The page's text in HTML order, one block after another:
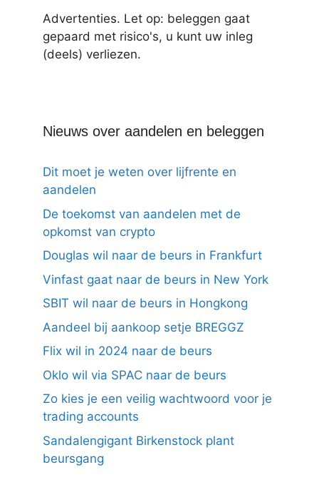
Advertenties. Let op: beleggen gaat
gepaard met risico's, u kunt uw inleg
(deels) verliezen.
Nieuws over aandelen en beleggen
Dit moet je weten over lijfrente en
aandelen
De toekomst van aandelen met de
opkomst van crypto
Douglas wil naar de beurs in Frankfurt
Vinfast gaat naar de beurs in New York
SBIT wil naar de beurs in Hongkong
Aandeel bij aankoop setje BREGGZ
Flix wil in 2024 naar de beurs
Oklo wil via SPAC naar de beurs
Zo kies je een veilig wachtwoord voor je
trading accounts
Sandalengigant Birkenstock plant
beursgang